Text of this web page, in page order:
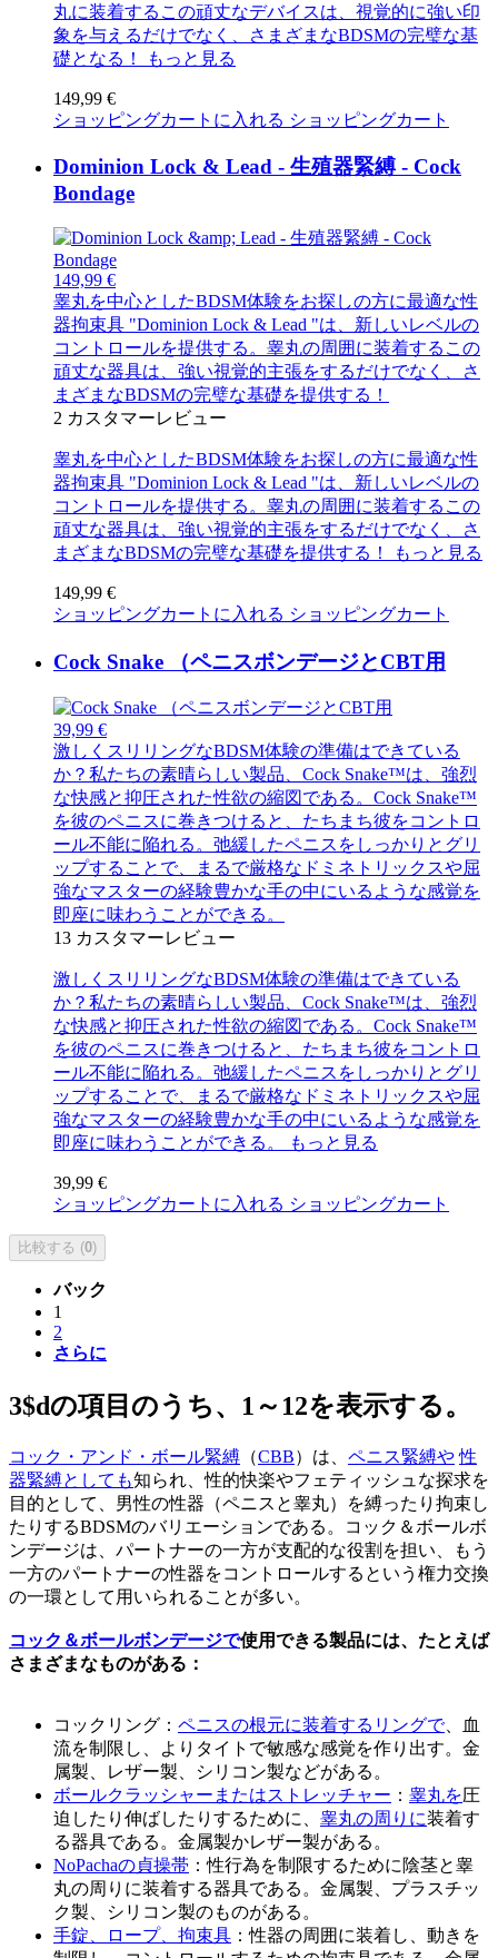
丸に装着するこの頑丈なデバイスは、視覚的に強い印
象を与えるだけでなく、さまざまなBDSMの完璧な基
礎となる！
もっと見る
149,99 €
ショッピングカートに入れる ショッピングカート
Dominion Lock & Lead - 生殖器緊縛 - Cock
Bondage
149,99 €
睾丸を中心としたBDSM体験をお探しの方に最適な性
器拘束具 "Dominion Lock & Lead "は、新しいレベルの
コントロールを提供する。睾丸の周囲に装着するこの
頑丈な器具は、強い視覚的主張をするだけでなく、さ
まざまなBDSMの完璧な基礎を提供する！
2 カスタマーレビュー
睾丸を中心としたBDSM体験をお探しの方に最適な性
器拘束具 "Dominion Lock & Lead "は、新しいレベルの
コントロールを提供する。睾丸の周囲に装着するこの
頑丈な器具は、強い視覚的主張をするだけでなく、さ
まざまなBDSMの完璧な基礎を提供する！
もっと見る
149,99 €
ショッピングカートに入れる ショッピングカート
Cock Snake （ペニスボンデージとCBT用
39,99 €
激しくスリリングなBDSM体験の準備はできている
か？私たちの素晴らしい製品、Cock Snake™は、強烈
な快感と抑圧された性欲の縮図である。Cock Snake™
を彼のペニスに巻きつけると、たちまち彼をコントロ
ール不能に陥れる。弛緩したペニスをしっかりとグリ
ップすることで、まるで厳格なドミネトリックスや屈
強なマスターの経験豊かな手の中にいるような感覚を
即座に味わうことができる。
13 カスタマーレビュー
激しくスリリングなBDSM体験の準備はできている
か？私たちの素晴らしい製品、Cock Snake™は、強烈
な快感と抑圧された性欲の縮図である。Cock Snake™
を彼のペニスに巻きつけると、たちまち彼をコントロ
ール不能に陥れる。弛緩したペニスをしっかりとグリ
ップすることで、まるで厳格なドミネトリックスや屈
強なマスターの経験豊かな手の中にいるような感覚を
即座に味わうことができる。
もっと見る
39,99 €
ショッピングカートに入れる ショッピングカート
比較する (0)
バック
1
2
さらに
3$dの項目のうち、1～12を表示する。
コック・アンド・ボール緊縛 （CBB）は、 ペニス緊縛や 性
器緊縛としても知られ、性的快楽やフェティッシュな探求を
目的として、男性の性器（ペニスと睾丸）を縛ったり拘束し
たりするBDSMのバリエーションである。コック＆ボールボ
ンデージは、パートナーの一方が支配的な役割を担い、もう
一方のパートナーの性器をコントロールするという権力交換
の一環として用いられることが多い。
コック＆ボールボンデージで使用できる製品には、たとえば
さまざまなものがある：
コックリング： ペニスの根元に装着するリングで、血
流を制限し、よりタイトで敏感な感覚を作り出す。金
属製、レザー製、シリコン製などがある。
ボールクラッシャーまたはストレッチャー ： 睾丸を圧
迫したり伸ばしたりするために、 睾丸の周りに装着す
る器具である。金属製かレザー製がある。
NoPachaの貞操帯 ：性行為を制限するために陰茎と睾
丸の周りに装着する器具である。金属製、プラスチッ
ク製、シリコン製のものがある。
手錠、ロープ、拘束具 ：性器の周囲に装着し、動きを